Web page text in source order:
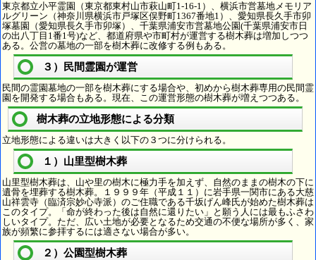
東京都立小平霊園（東京都東村山市萩山町1-16-1）、横浜市営墓地メモリア
ルグリーン（神奈川県横浜市戸塚区俣野町1367番地1）、愛知県長久手市卯
塚墓園（愛知県長久手市卯塚）、千葉県浦安市営墓地公園(千葉県浦安市日
の出八丁目1番1号)など、都道府県や市町村が運営する樹木葬は増加しつつ
ある。公営の墓地の一部を樹木葬に改修する例もある。
３）民間霊園が運営
民間の霊園墓地の一部を樹木葬にする場合や、初めから樹木葬専用の民間霊
園を開発する場合もある。現在、この運営形態の樹木葬が増えつつある。
樹木葬の立地形態による分類
立地形態による違いは大きく以下の３つに分けられる。
１）山里型樹木葬
山里型樹木葬は、山や里の樹木に極力手を加えず、自然のままの樹木の下に
遺骨を埋葬する樹木葬。１９９９年（平成１１）に岩手県一関市にある大慈
山祥雲寺（臨済宗妙心寺派）のご住職である千坂げん峰氏が始めた樹木葬は
このタイプ。「命が終わった後は自然に還りたい」と願う人には最もふさわ
しいタイプ。ただ、広い土地が必要となるため交通の不便な場所が多く、家
族が頻繁に参拝するには適さない場合が多い。
２）公園型樹木葬